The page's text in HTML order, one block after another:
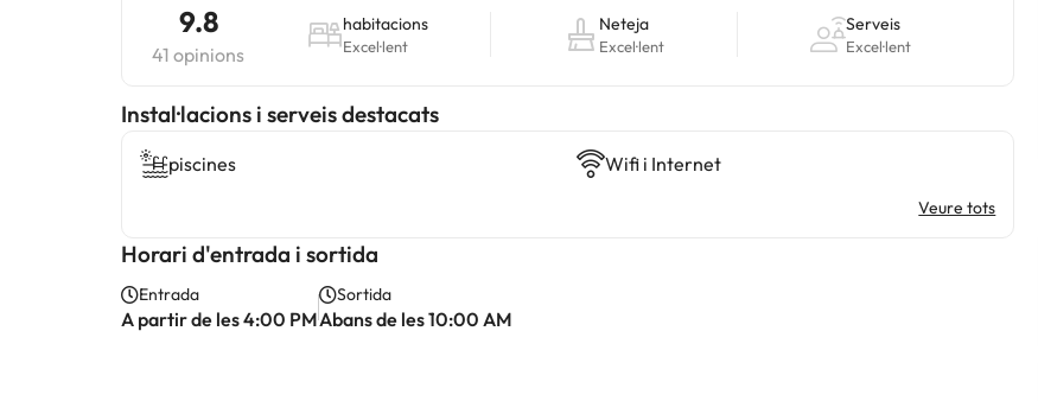
9.8
41 opinions
habitacions
Excel·lent
Neteja
Excel·lent
Serveis
Excel·lent
Instal·lacions i serveis destacats
piscines Wifi i Internet
Veure tots
Horari d'entrada i sortida
Entrada
A partir de les 4:00 PM
Sortida
Abans de les 10:00 AM